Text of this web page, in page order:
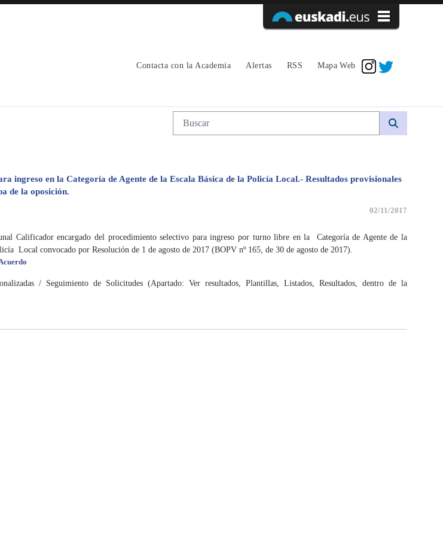
Contacta con la Academia Alertas RSS Mapa Web
- avpe Búsqueda web
ingreso en la Categoría de Agente de la Escala Básica de la Policía Local.- Resultados provisionales
de la oposición.
02/11/2017
Calificador encargado del procedimiento selectivo para ingreso por turno libre en la Categoría de Agente de la
Local convocado por Resolución de 1 de agosto de 2017 (BOPV nº 165, de 30 de agosto de 2017).
/ Seguimiento de Solicitudes (Apartado: Ver resultados, Plantillas, Listados, Resultados, dentro de la